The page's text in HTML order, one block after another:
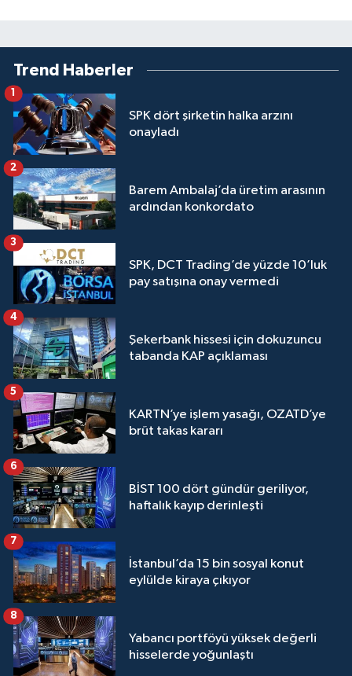
Trend Haberler
SPK dört şirketin halka arzını
onayladı
1
Barem Ambalaj’da üretim arasının
ardından konkordato
2
SPK, DCT Trading’de yüzde 10’luk
pay satışına onay vermedi
3
Şekerbank hissesi için dokuzuncu
tabanda KAP açıklaması
4
KARTN’ye işlem yasağı, OZATD’ye
brüt takas kararı
5
BİST 100 dört gündür geriliyor,
haftalık kayıp derinleşti
6
İstanbul’da 15 bin sosyal konut
eylülde kiraya çıkıyor
7
Yabancı portföyü yüksek değerli
hisselerde yoğunlaştı
8